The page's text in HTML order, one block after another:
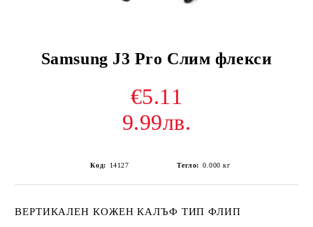
Samsung J3 Pro Слим флекси
€5.11
9.99лв.
Код: 14127 Тегло: 0.000 кг
ВЕРТИКАЛЕН КОЖЕН КАЛЪФ ТИП ФЛИП